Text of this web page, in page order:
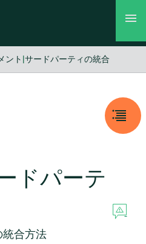
ント |サードパーティの統合
ドパーテ
合方法